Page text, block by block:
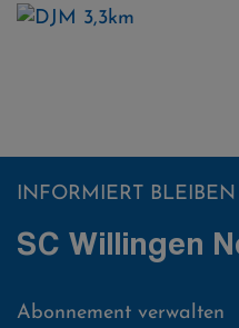
INFORMIERT BLEIBEN
SC Willingen
Abonnement verwalten